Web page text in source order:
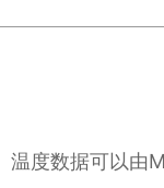
度数据可以由